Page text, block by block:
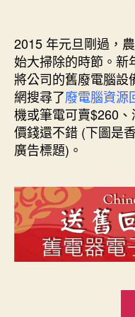
者
2015 年元旦剛過，
始大掃除的時節。新
將公司的舊廢電腦設
網搜尋了廢電腦資源
機或筆電可賣$260
價錢還不錯 (下圖是
廣告標題)。